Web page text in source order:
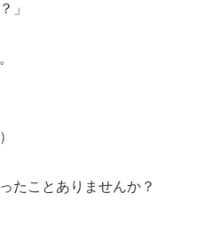
」
たことありませんか？